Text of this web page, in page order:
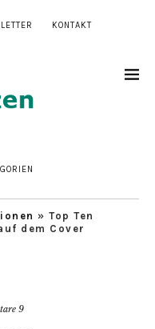
KONTAKT
» Top Ten
dem Cover
9